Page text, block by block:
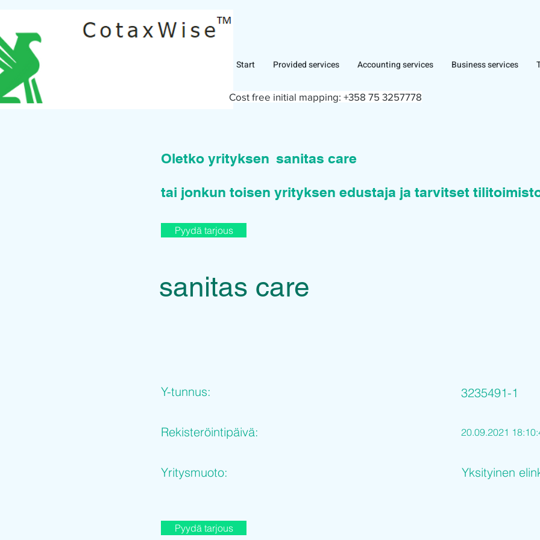
Start Provided services Accounting services Business services
Cost free initial mapping: +358 75 3257778
Oletko yrityksen sanitas care
tai jonkun toisen yrityksen edustaja ja tarvitset
Pyydä tarjous
sanitas care
Y-tunnus:
Rekisteröintipäivä:
Yritysmuoto:
3235491-1
20.09.2021
Yksityinen
Pyydä tarjous